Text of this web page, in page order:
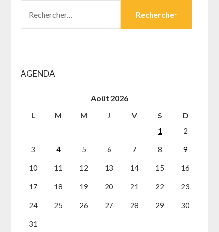
AGENDA
Août 2026
L M M J V S
D
1
2
3 4 5 6 7 8 9
10 11 12 13 14 15 16
17 18 19 20 21 22 23
24 25 26 27 28 29 30
31